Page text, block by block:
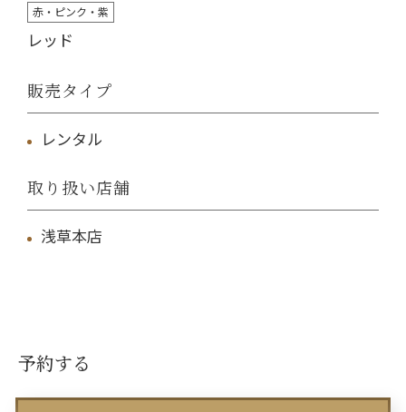
赤・ピンク・紫
レッド
販売タイプ
レンタル
取り扱い店舗
浅草本店
予約する